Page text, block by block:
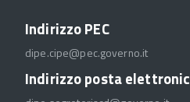
Indirizzo PEC
dipe.cipe@pec.governo.it
Indirizzo posta